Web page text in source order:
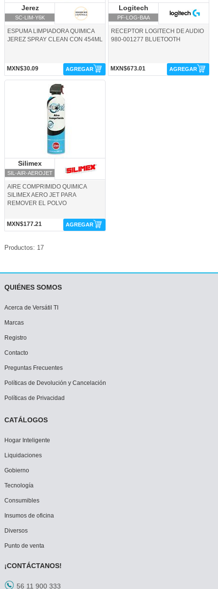
Jerez
SC-LIM-Y6K
ESPUMA LIMPIADORA QUIMICA
JEREZ SPRAY CLEAN CON 454ML
MXN$30.09 AGREGAR
Logitech
PF-LOG-BAA
RECEPTOR LOGITECH DE AUDIO
980-001277 BLUETOOTH
MXN$673.01 AGREGAR
SIL-AIR-AEROJET-Silimex
Silimex
SIL-AIR-AEROJET
AIRE COMPRIMIDO QUIMICA
SILIMEX AERO JET PARA
REMOVER EL POLVO
MXN$177.21 AGREGAR
Productos: 17
QUIÉNES SOMOS
Acerca de Versátil TI
Marcas
Registro
Contacto
Preguntas Frecuentes
Políticas de Devolución y Cancelación
Políticas de Privacidad
CATÁLOGOS
Hogar Inteligente
Liquidaciones
Gobierno
Tecnología
Consumibles
Insumos de oficina
Diversos
Punto de venta
¡CONTÁCTANOS!
56 11 900 333